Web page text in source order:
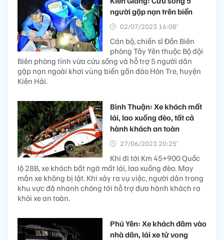
người gặp nạn trên biển
02/07/2023 16:08’
Cán bộ, chiến sĩ Đồn Biên
phòng Tây Yên thuộc Bộ đội
Biên phòng tỉnh vừa cứu sống và hỗ trợ 5 người dân
gặp nạn ngoài khơi vùng biển gần đảo Hòn Tre, huyện
Kiên Hải.
Bình Thuận: Xe khách mất
lái, lao xuống đèo, tất cả
hành khách an toàn
27/06/2023 20:25’
Khi đi tới Km 45+900 Quốc
lộ 28B, xe khách bất ngờ mất lái, lao xuống đèo. May
mắn xe không bị lật. Khi xảy ra vụ việc, người dân trong
khu vực đã nhanh chóng tới hỗ trợ đưa hành khách ra
khỏi xe an toàn.
Phú Yên: Xe khách đâm vào
nhà dân, lái xe tử vong